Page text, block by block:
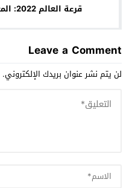
قرعة العالم 2022: المغرب في القبعة الثالثة
Leave a Comment
لن يتم نشر عنوان بريدك الإلكتروني.